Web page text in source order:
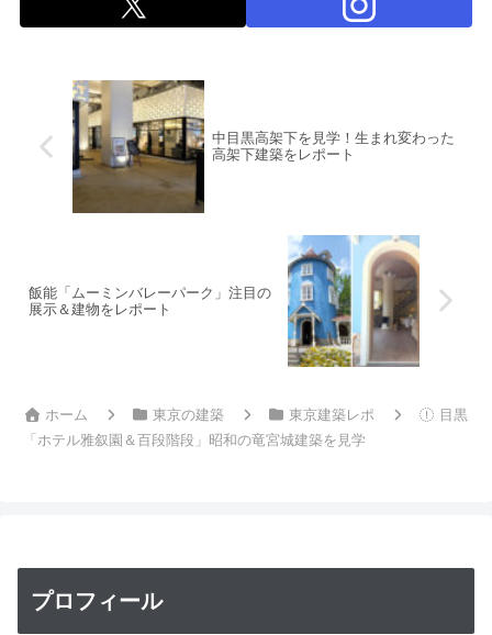
中目黒高架下を見学！生まれ変わった
高架下建築をレポート
飯能「ムーミンバレーパーク」注目の
展示＆建物をレポート
ホーム 東京の建築 東京建築レポ
目黒
「ホテル雅叙園＆百段階段」昭和の竜宮城建築を見学
プロフィール